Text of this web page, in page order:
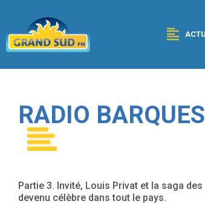
RADIO
Partie 3. Invité, Louis Privat et la saga
devenu célèbre dans tout le pays.